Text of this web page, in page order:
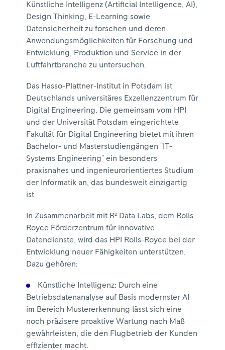
Künstliche Intelligenz (Artificial Intelligence, AI),
Design Thinking, E-Learning sowie
Datensicherheit zu forschen und deren
Anwendungsmöglichkeiten für Forschung und
Entwicklung, Produktion und Service in der
Luftfahrtbranche zu untersuchen.
Das Hasso-Plattner-Institut in Potsdam ist
Deutschlands universitäres Exzellenzzentrum für
Digital Engineering. Die gemeinsam vom HPI
und der Universität Potsdam eingerichtete
Fakultät für Digital Engineering bietet mit ihren
Bachelor- und Masterstudiengängen "IT-
Systems Engineering" ein besonders
praxisnahes und ingenieurorientiertes Studium
der Informatik an, das bundesweit einzigartig
ist.
In Zusammenarbeit mit R² Data Labs, dem Rolls-
Royce Förderzentrum für innovative
Datendienste, wird das HPI Rolls-Royce bei der
Entwicklung neuer Fähigkeiten unterstützen.
Dazu gehören:
Künstliche Intelligenz: Durch eine
Betriebsdatenanalyse auf Basis modernster AI
im Bereich Mustererkennung lässt sich eine
noch präzisere proaktive Wartung nach Maß
gewährleisten, die den Flugbetrieb der Kunden
effizienter macht.